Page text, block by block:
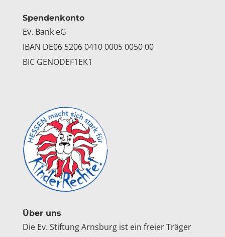
Spendenkonto
Ev. Bank eG
IBAN DE06 5206 0410 0005 0050 00
BIC GENODEF1EK1
Über uns
Die Ev. Stiftung Arnsburg ist ein freier Träger